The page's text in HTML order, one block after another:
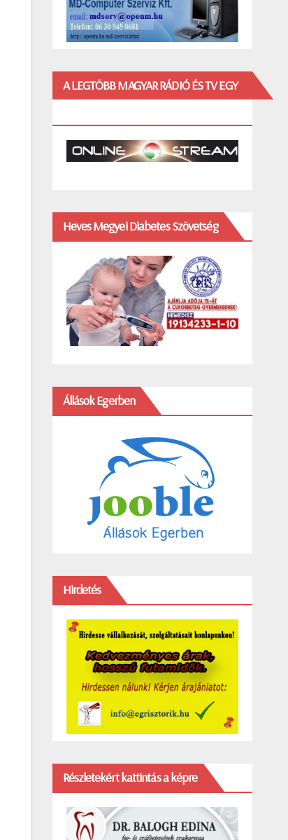
A LEGTÖBB MAGYAR RÁDIÓ ÉS TV EGY
Heves Megyei Diabetes Szövetség
Állások Egerben
Hirdetés
Részletekért kattintás a képre